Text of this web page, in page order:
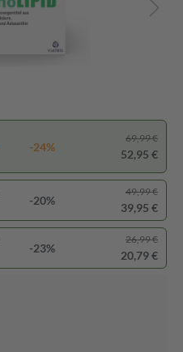
-24%
69,99 €
52,95 €
-20%
49,99 €
39,95 €
-23%
26,99 €
20,79 €